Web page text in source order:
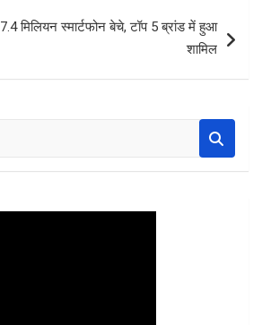
मिलियन स्मार्टफोन बेचे, टॉप 5 ब्रांड में हुआ
शामिल